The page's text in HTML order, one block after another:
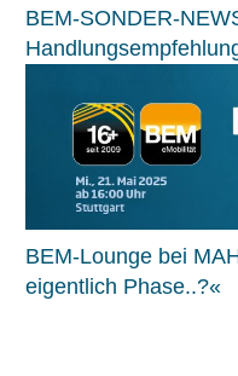
BEM-SONDER-
BEM-Lounge bei
eigentlich Phase..?«